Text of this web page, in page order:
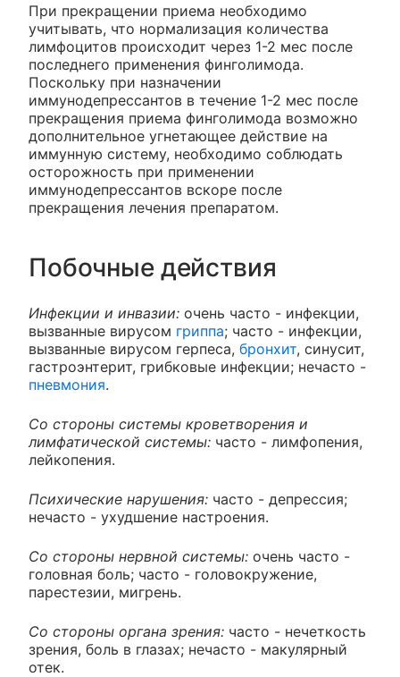
При прекращении приема необходимо
учитывать, что нормализация количества
лимфоцитов происходит через 1-2 мес после
последнего применения финголимода.
Поскольку при назначении
иммунодепрессантов в течение 1-2 мес после
прекращения приема финголимода возможно
дополнительное угнетающее действие на
иммунную систему, необходимо соблюдать
осторожность при применении
иммунодепрессантов вскоре после
прекращения лечения препаратом.
Побочные действия
Инфекции и инвазии: очень часто - инфекции,
вызванные вирусом гриппа; часто - инфекции,
вызванные вирусом герпеса, бронхит, синусит,
гастроэнтерит, грибковые инфекции; нечасто -
пневмония.
Со стороны системы кроветворения и
лимфатической системы: часто - лимфопения,
лейкопения.
Психические нарушения: часто - депрессия;
нечасто - ухудшение настроения.
Со стороны нервной системы: очень часто -
головная боль; часто - головокружение,
парестезии, мигрень.
Со стороны органа зрения: часто - нечеткость
зрения, боль в глазах; нечасто - макулярный
отек.